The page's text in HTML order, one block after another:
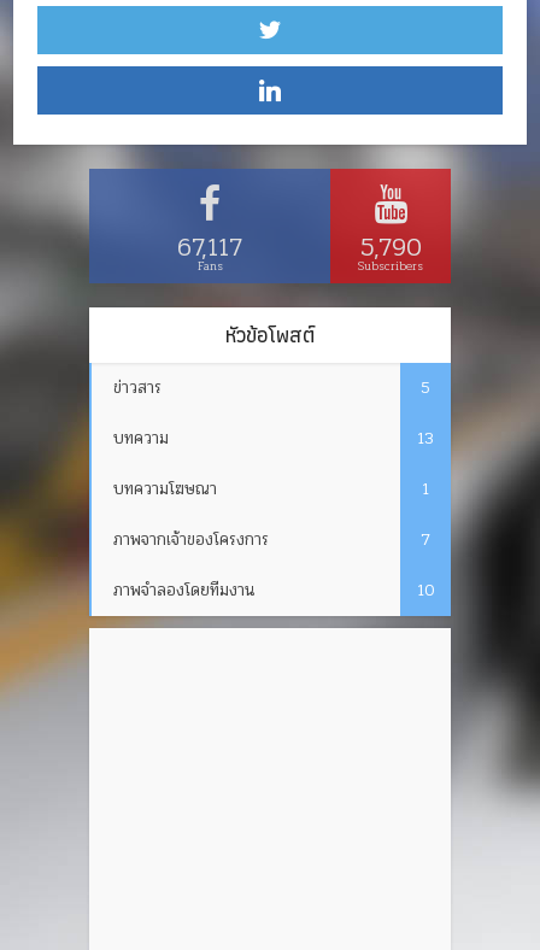
67,117
Fans 5,790
Subscribers
หัวข้อโพสต์
ข่าวสาร
5
บทความ
13
บทความโฆษณา
1
ภาพจากเจ้าของโครงการ
7
ภาพจำลองโดยทีมงาน
10